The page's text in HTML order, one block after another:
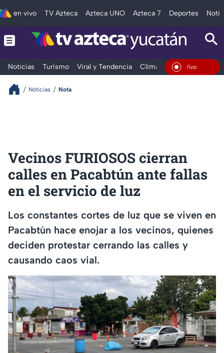
en vivo TV Azteca Azteca UNO Azteca 7 Deportes
Noticias Turismo Viral y Tendencia Clima Deportes
En Vivo
Noticias Nota
Vecinos FURIOSOS cierran
calles en Pacabtún ante fallas
en el servicio de luz
Los constantes cortes de luz que se viven en
Pacabtún hace enojar a los vecinos, quienes
deciden protestar cerrando las calles y
causando caos vial.